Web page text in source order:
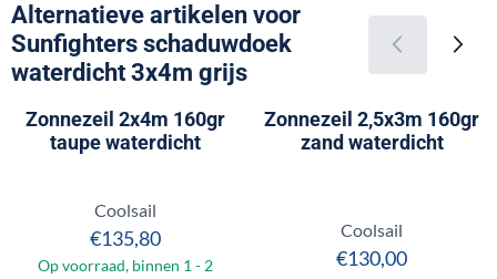
Alternatieve artikelen voor
Sunfighters schaduwdoek
waterdicht 3x4m grijs
Zonnezeil 2x4m 160gr
taupe waterdicht
Merk:
Coolsail
Prijs: 135,80
€135,80
Op voorraad, binnen 1 - 2
Zonnezeil 2,5x3m 160gr
zand waterdicht
Merk:
Coolsail
Prijs: 130,00
€130,00